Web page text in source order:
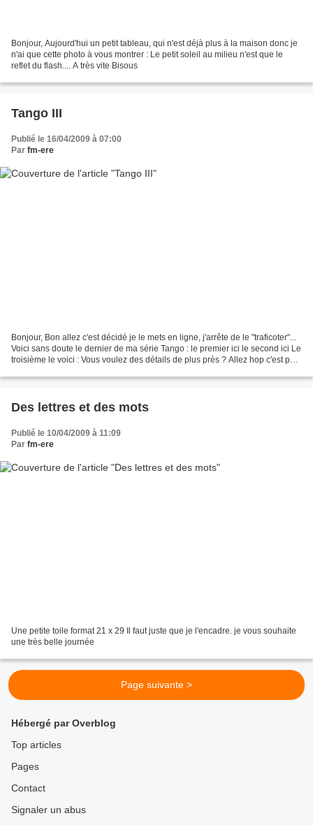
Bonjour, Aujourd'hui un petit tableau, qui n'est déjà plus à la maison donc je
n'ai que cette photo à vous montrer : Le petit soleil au milieu n'est que le
reflet du flash.... A très vite Bisous
Tango III
Publié le 16/04/2009 à 07:00
Par fm-ere
Bonjour, Bon allez c'est décidé je le mets en ligne, j'arrête de le "traficoter"...
Voici sans doute le dernier de ma série Tango : le premier ici le second ici Le
troisième le voici : Vous voulez des détails de plus près ? Allez hop c'est parti
Des lettres et des mots
Publié le 10/04/2009 à 11:09
Par fm-ere
Une petite toile format 21 x 29 Il faut juste que je l'encadre. je vous souhaite
une très belle journée
Page suivante >
Hébergé par Overblog
Top articles
Pages
Contact
Signaler un abus